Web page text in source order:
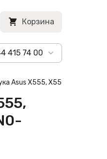
Корзина
415 74 00
Asus X555, X554, K555,